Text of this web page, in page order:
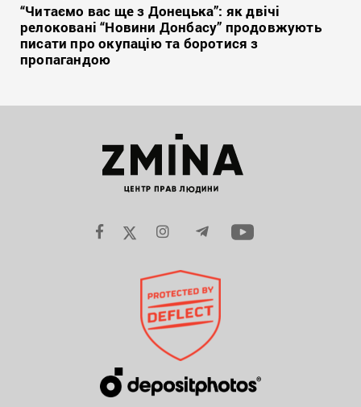
“Читаємо вас ще з Донецька”: як двічі
релоковані “Новини Донбасу” продовжують
писати про окупацію та боротися з
пропагандою